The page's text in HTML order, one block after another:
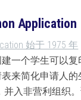
Application
始于 1975 年
一个学生可以
来简化申请人
并入非营利组织